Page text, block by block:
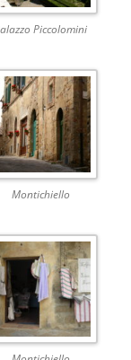
Piccolomini
Montichiello